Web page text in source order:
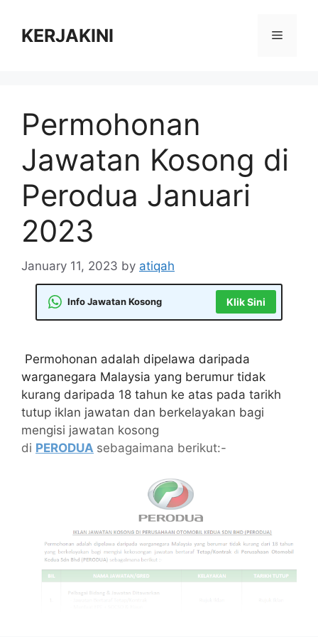
contentKERJAKINI Menu
Permohonan
Jawatan Kosong di
Perodua Januari
2023
January 11, 2023 by atiqah
Info Jawatan Kosong Klik Sini
Permohonan adalah dipelawa daripada
warganegara Malaysia yang berumur tidak
kurang daripada 18 tahun ke atas pada tarikh
tutup iklan jawatan dan berkelayakan bagi
mengisi jawatan kosong
di PERODUA sebagaimana berikut:-